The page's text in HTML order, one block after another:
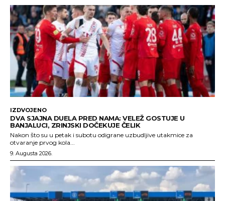
IZDVOJENO
DVA SJAJNA DUELA PRED NAMA: VELEŽ GOSTUJE U
BANJALUCI, ZRINJSKI DOČEKUJE ČELIK
Nakon što su u petak i subotu odigrane uzbudljive utakmice za
otvaranje prvog kola...
9. Augusta 2026.